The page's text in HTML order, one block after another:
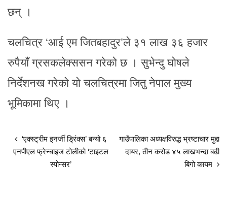
छन् ।
चलचित्र ‘आई एम जितबहादुर’ले ३१ लाख ३६ हजार
रुपैयाँ ग्रसकलेक्ससन गरेको छ । सुभेन्दु घोषले
निर्देशनख गरेको यो चलचित्रमा जितु नेपाल मुख्य
भूमिकामा थिए ।
‘एक्स्ट्रीम इनर्जी ड्रिंक्स’ बन्यो ६
एनपीएल फ्रेन्चाइज टोलीको ‘टाइटल
स्पोन्सर’
गाउँपालिका अध्यक्षविरुद्ध भ्रष्टाचार मुद्दा
दायर, तीन करोड ४५ लाखभन्दा बढी
बिगो कायम